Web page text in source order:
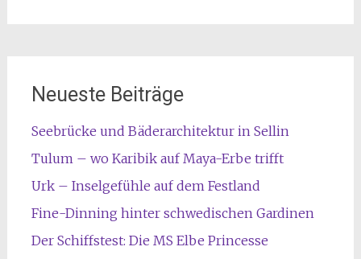
Neueste Beiträge
Seebrücke und Bäderarchitektur in Sellin
Tulum – wo Karibik auf Maya-Erbe trifft
Urk – Inselgefühle auf dem Festland
Fine-Dinning hinter schwedischen Gardinen
Der Schiffstest: Die MS Elbe Princesse